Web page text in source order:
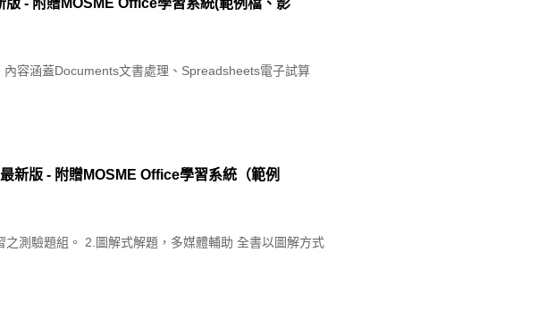
- 附贈MOSME Office學習系統(範例檔、影
容涵蓋Documents文書處理、Spreadsheets電子試算
版 - 附贈MOSME Office學習系統（範例
測驗題組。 2.圖解式解題，多媒體輔助 全書以圖解方式